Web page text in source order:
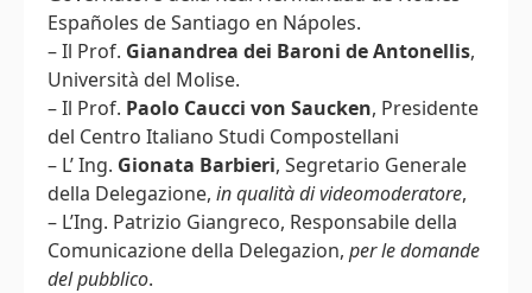
Españoles de Santiago en Nápoles.
– Il Prof. Gianandrea dei Baroni de Antonellis,
Università del Molise.
– Il Prof. Paolo Caucci von Saucken, Presidente
del Centro Italiano Studi Compostellani
– L’ Ing. Gionata Barbieri, Segretario Generale
della Delegazione, in qualità di videomoderatore,
– L’Ing. Patrizio Giangreco, Responsabile della
Comunicazione della Delegazion, per le domande
del pubblico.